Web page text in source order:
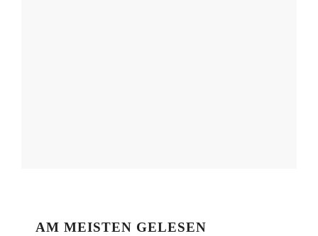
AM MEISTEN GELESEN